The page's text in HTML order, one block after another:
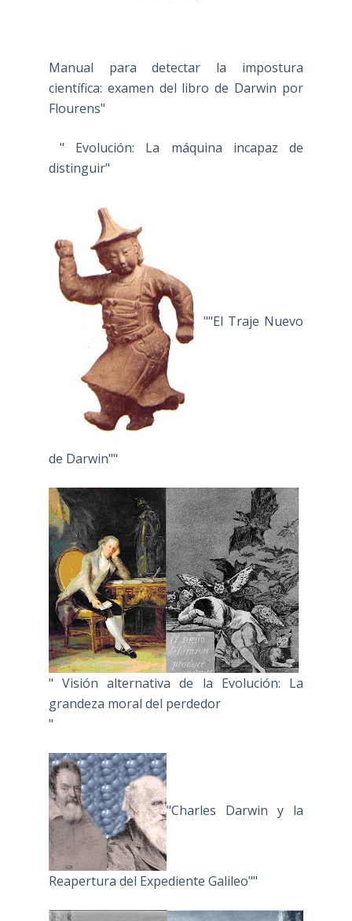
Manual para detectar la impostura
científica: examen del libro de Darwin por
Flourens"
" Evolución: La máquina incapaz de
distinguir"
""El Traje Nuevo
de Darwin""
" Visión alternativa de la Evolución: La
grandeza moral del perdedor
"
"Charles Darwin y la
Reapertura del Expediente Galileo""